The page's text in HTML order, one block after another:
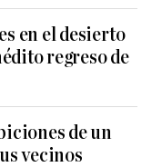
en el desierto
regreso de
de un
vecinos